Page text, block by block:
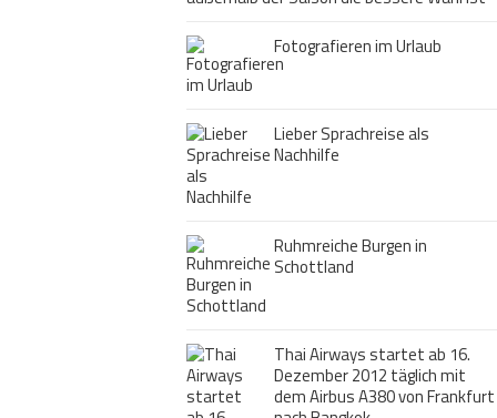
Fotografieren im Urlaub
Lieber Sprachreise als
Nachhilfe
Ruhmreiche Burgen in
Schottland
Thai Airways startet ab 16.
Dezember 2012 täglich mit
dem Airbus A380 von Frankfurt